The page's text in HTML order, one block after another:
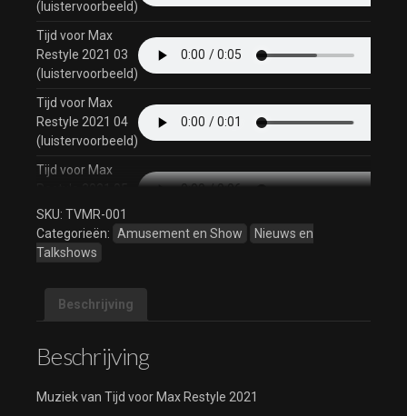
(luistervoorbeeld)
Tijd voor Max
Restyle 2021 03
(luistervoorbeeld)
Tijd voor Max
Restyle 2021 04
(luistervoorbeeld)
Tijd voor Max
(luistervoorbeeld)
Tijd voor Max
Restyle 2021 06
Tijd voor Max
Restyle 2021 07
Tijd voor Max
Restyle 2021 08
SKU: TVMR-001
Categorieën: Amusement en Show
Nieuws en
Talkshows
Beschrijving
Beschrijving
Muziek van Tijd voor Max Restyle 2021